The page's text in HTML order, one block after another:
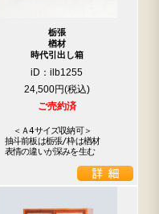
栃張
楢材
時代引出し箱
iD：ilb1255
24,500円
ご売約済
＜Ａ4サイズ収納可＞
抽斗前板は栃張/枠は楢材
表情の違いが深みを生む